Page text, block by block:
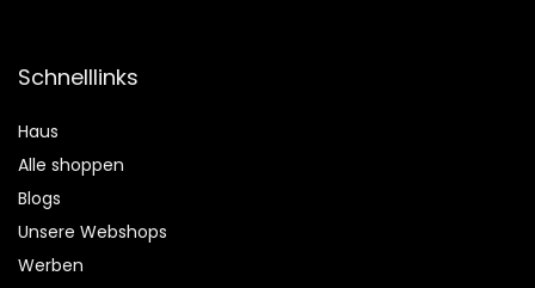
Schnelllinks
Haus
Alle shoppen
Blogs
Unsere Webshops
Werben